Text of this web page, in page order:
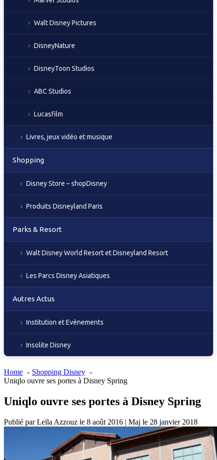
Walt Disney Pictures
DisneyNature
DisneyToon Studios
ABC Studios
Lucasfilm
Livres, jeux vidéo et musique
Shopping
Disney Store – shopDisney
Produits Disneyland Paris
Parks & Resort
Walt Disney World Resort et Disneyland Resort
Les Parcs Disney Asiatiques
Autres Actus
Institution et Evènements
Insolite Disney
Home
Shopping Disney
Uniqlo ouvre ses portes à Disney Spring
Uniqlo ouvre ses portes à Disney Spring
Publié parLeïla Azzouz le 8 août 2016 | Maj le 28 janvier 2018